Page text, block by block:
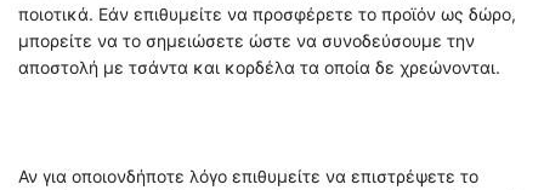
ποιοτικά. Εάν επιθυμείτε να προσφέρετε το προϊόν ως δώρο,
μπορείτε να το σημειώσετε ώστε να συνοδεύσουμε την
αποστολή με τσάντα και κορδέλα τα οποία δε χρεώνονται.
Αν για οποιονδήποτε λόγο επιθυμείτε να επιστρέψετε το